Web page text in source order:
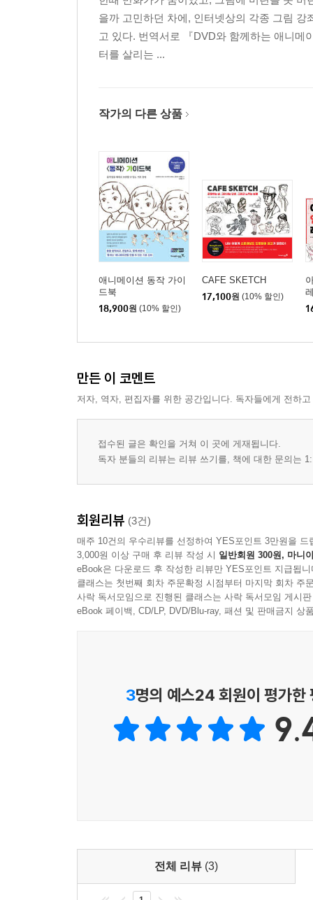
을까 고민하던 차에, 인터넷상의 각종 그림
고 있다. 번역서로 『DVD와 함께하는 애니메
터를 살리는 ...
작가의 다른 상품
애니메이션 동작 가이
드북
18,900원 (10% 할인)
CAFE SKETCH
17,100원 (10% 할인)
만든 이 코멘트
저자, 역자, 편집자를 위한 공간입니다. 독자들에게 전하
접수된 글은 확인을 거쳐 이 곳에 게재됩니다.
독자 분들의 리뷰는 리뷰 쓰기를, 책에 대한 문의는
회원리뷰 (3건)
매주 10건의 우수리뷰를 선정하여 YES포인트 3만원을 드
3,000원 이상 구매 후 리뷰 작성 시 일반회원 300원, 마니
eBook은 다운로드 후 작성한 리뷰만 YES포인트 지급됩니
클래스는 첫번째 회차 주문확정 시점부터 마지막 회차 주
사락 독서모임으로 진행된 클래스는 사락 독서모임 게시
eBook 페이백, CD/LP, DVD/Blu-ray, 패션 및 판매금지 상
3명의 예스24 회원이 평가한
전체 리뷰 (3)